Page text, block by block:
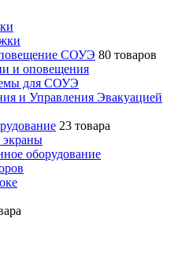
СОУЭ 80 товаров
и оповещения
для СОУЭ
и Управления Эвакуацией
23 товара
экраны
оборудование